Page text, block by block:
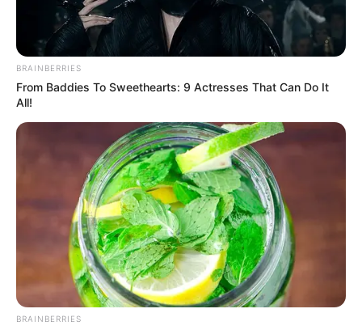
amit minden új hatalomnak érdemes komolyan
vennie: a kritikus sajtó nem ellenség, hanem
biztosíték.
Magyar Péter miniszterelnökké választása után
sokan a parlamenti beszédet, a tömeget és az
ünneplést idézik majd fel. De lehet, hogy a nap
egyik legfontosabb mondata nem is az
ülésteremben hangzott el, hanem a Parlamentből
távozó édesapától: kritizálják ezt a kormányt is
kíméletlenül.
BRAINBERRIES
From Baddies To Sweethearts: 9 Actresses That Can Do It
All!
BRAINBERRIES